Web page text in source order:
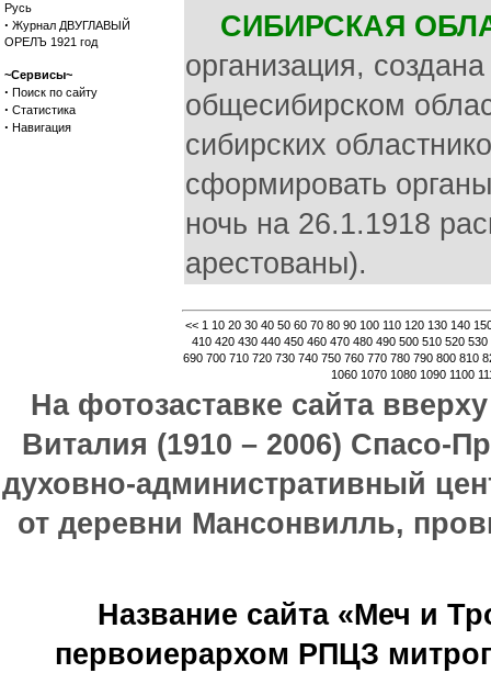
Русь
· Журнал ДВУГЛАВЫЙ
ОРЕЛЪ 1921 год
~Сервисы~
· Поиск по сайту
· Статистика
· Навигация
СИБИРСКАЯ
организация,
общесибирском
сибирских
сформировать
ночь на 26.1.1918
арестованы).
<< 1 10 20 30 40 50 60 70 80 90 100 110 120 130 140
410 420 430 440 450 460 470 480 490 500 510 520 530
690 700 710 720 730 740 750 760 770 780 790 800 810
1060 1070 1080 1090 1100
На фотозаставке сайта
Виталия (1910 – 2006) Спасо-
духовно-административный
от деревни Мансонвилль,
Название сайта «Меч и
первоиерархом РПЦЗ